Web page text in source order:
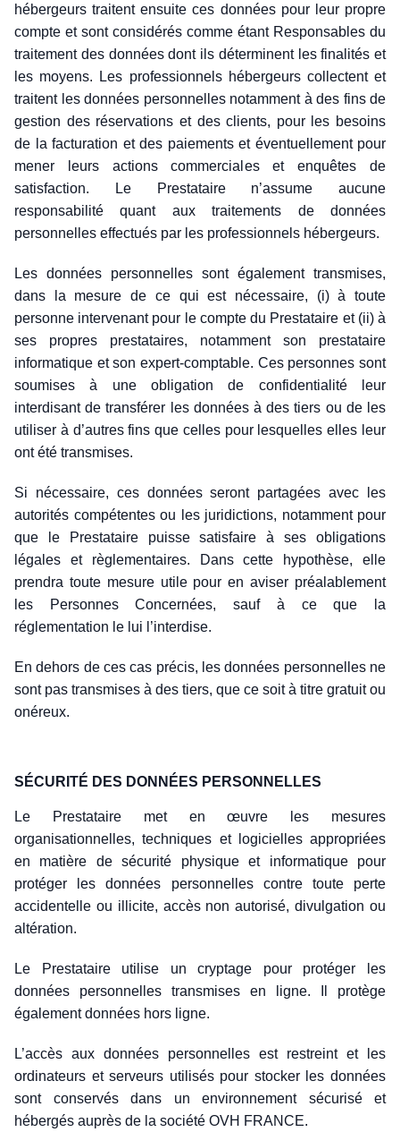
hébergeurs traitent ensuite ces données pour leur propre
compte et sont considérés comme étant Responsables du
traitement des données dont ils déterminent les finalités et
les moyens. Les professionnels hébergeurs collectent et
traitent les données personnelles notamment à des fins de
gestion des réservations et des clients, pour les besoins
de la facturation et des paiements et éventuellement pour
mener leurs actions commerciales et enquêtes de
satisfaction. Le Prestataire n’assume aucune
responsabilité quant aux traitements de données
personnelles effectués par les professionnels hébergeurs.
Les données personnelles sont également transmises,
dans la mesure de ce qui est nécessaire, (i) à toute
personne intervenant pour le compte du Prestataire et (ii) à
ses propres prestataires, notamment son prestataire
informatique et son expert-comptable. Ces personnes sont
soumises à une obligation de confidentialité leur
interdisant de transférer les données à des tiers ou de les
utiliser à d’autres fins que celles pour lesquelles elles leur
ont été transmises.
Si nécessaire, ces données seront partagées avec les
autorités compétentes ou les juridictions, notamment pour
que le Prestataire puisse satisfaire à ses obligations
légales et règlementaires. Dans cette hypothèse, elle
prendra toute mesure utile pour en aviser préalablement
les Personnes Concernées, sauf à ce que la
réglementation le lui l’interdise.
En dehors de ces cas précis, les données personnelles ne
sont pas transmises à des tiers, que ce soit à titre gratuit ou
onéreux.
SÉCURITÉ DES DONNÉES PERSONNELLES
Le Prestataire met en œuvre les mesures
organisationnelles, techniques et logicielles appropriées
en matière de sécurité physique et informatique pour
protéger les données personnelles contre toute perte
accidentelle ou illicite, accès non autorisé, divulgation ou
altération.
Le Prestataire utilise un cryptage pour protéger les
données personnelles transmises en ligne. Il protège
également données hors ligne.
L’accès aux données personnelles est restreint et les
ordinateurs et serveurs utilisés pour stocker les données
sont conservés dans un environnement sécurisé et
hébergés auprès de la société OVH FRANCE.